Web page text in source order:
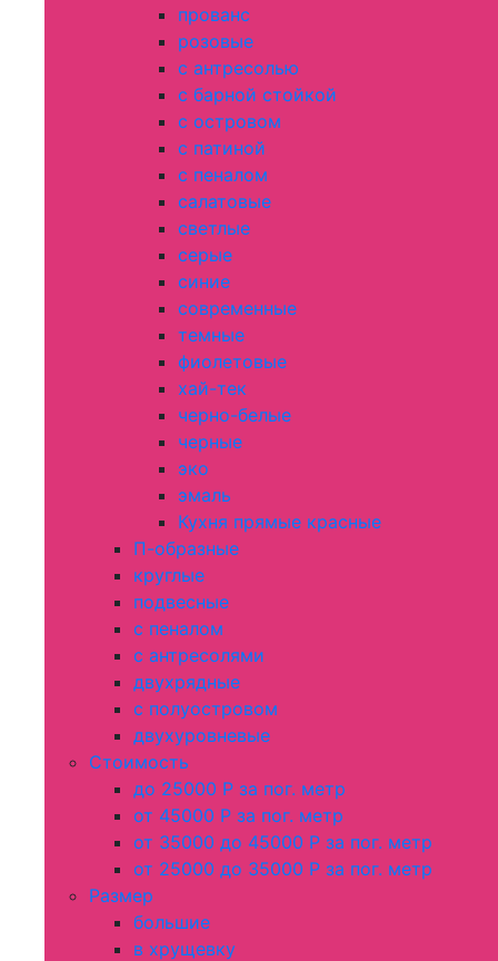
прованс
розовые
с антресолью
с барной стойкой
с островом
с патиной
с пеналом
салатовые
светлые
серые
синие
современные
темные
фиолетовые
хай-тек
черно-белые
черные
эко
эмаль
Кухня прямые красные
П-образные
круглые
подвесные
с пеналом
с антресолями
двухрядные
с полуостровом
двухуровневые
Стоимость
до 25000 Р за пог. метр
от 45000 Р за пог. метр
от 35000 до 45000 Р за пог. метр
от 25000 до 35000 Р за пог. метр
Размер
большие
в хрущевку